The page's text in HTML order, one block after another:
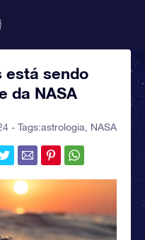
está sendo
da NASA
- Tags:astrologia NASA